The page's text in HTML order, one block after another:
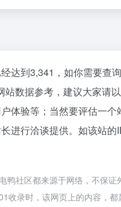
达到3,341，如你需要查
站数据参考，建议大家请
体验等；当然要评估一
进行洽谈提供。如该站的
鸭社区都来源于网络，不保
收录时，该网页上的内容，